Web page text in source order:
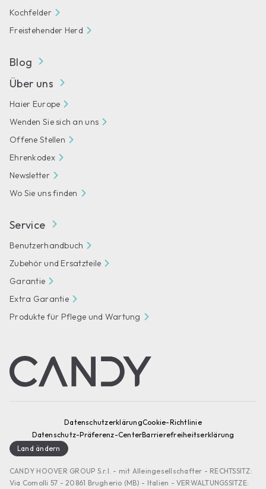
Kochfelder
Freistehender Herd
Blog
Über uns
Haier Europe
Wenden Sie sich an uns
Offene Stellen
Ehrenkodex
Newsletter
Wo Sie uns finden
Service
Benutzerhandbuch
Zubehör und Ersatzteile
Garantie
Extra Garantie
Produkte für Pflege und Wartung
CANDY HOOVER GROUP S.r.I. - mit Alleingesellschafter - RECHTSSITZ:
Via Comolli 57 - 20861 Brugherio (MB) - Italien - VERWALTUNGSSITZE:
DatenschutzerklärungCookie-Richtlinie
Datenschutz-Präferenz-CenterBarrierefreiheitserklärung
Land ändern